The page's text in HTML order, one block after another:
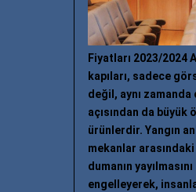
Fiyatları 2023/2024
kapıları, sadece
değil, aynı
açısından da büyük
ürünlerdir. Yangın
mekanlar arasındaki
dumanın yayılmasını
engelleyerek,